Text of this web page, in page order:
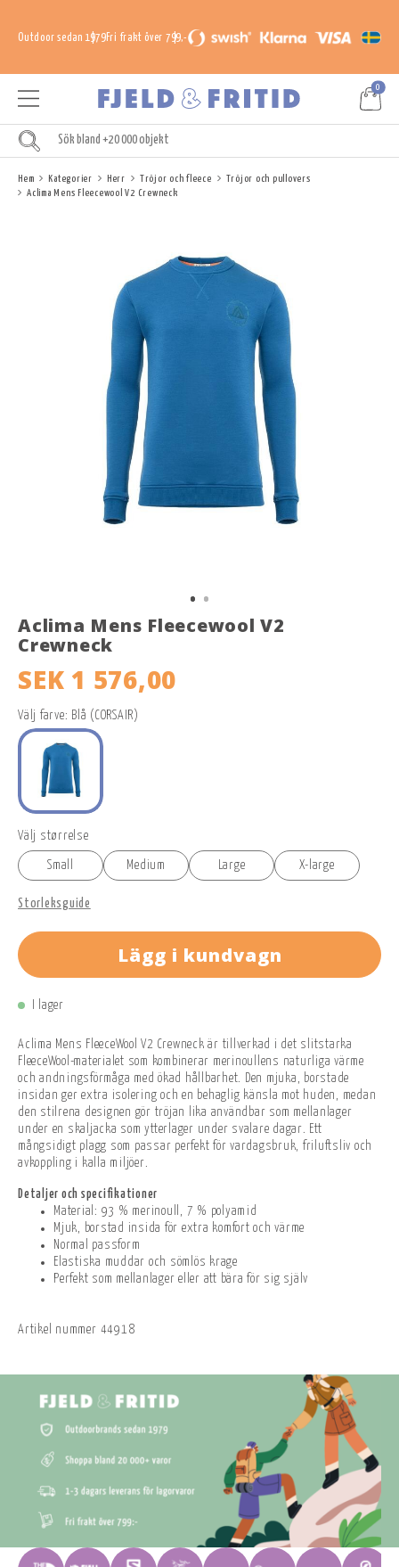
Outdoor sedan 1979Fri frakt över 799,-
0
Hem Kategorier Herr Tröjor och fleece
Tröjor och pullovers
Aclima Mens Fleecewool V2 Crewneck
Aclima Mens Fleecewool V2
Crewneck
SEK 1 576,00
Välj farve: Blå (CORSAIR)
Välj størrelse
Small Medium Large X-large
Storleksguide
Lägg i kundvagn
I lager
Aclima Mens FleeceWool V2 Crewneck är tillverkad i det slitstarka
FleeceWool-materialet som kombinerar merinoullens naturliga värme
och andningsförmåga med ökad hållbarhet. Den mjuka, borstade
insidan ger extra isolering och en behaglig känsla mot huden, medan
den stilrena designen gör tröjan lika användbar som mellanlager
under en skaljacka som ytterlager under svalare dagar. Ett
mångsidigt plagg som passar perfekt för vardagsbruk, friluftsliv och
avkoppling i kalla miljöer.
Detaljer och specifikationer
Material: 93 % merinoull, 7 % polyamid
Mjuk, borstad insida för extra komfort och värme
Normal passform
Elastiska muddar och sömlös krage
Perfekt som mellanlager eller att bära för sig själv
Artikel nummer 44918